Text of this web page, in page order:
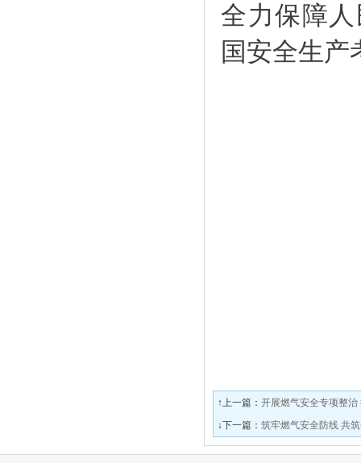
全力保障
国安全生产
↑上一篇： 开展燃气安全专项整
↓下一篇： 筑牢燃气安全防线 共